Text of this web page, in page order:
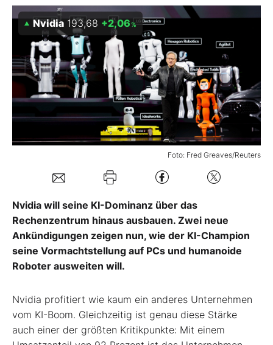
Experten
Mein B:O
Mein Konto
Folgen Sie uns
Kontakt
Foto: Fred Greaves/Reuters
Nvidia 193,68 +2,06 %
Nvidia will seine KI-Dominanz über das
Rechenzentrum hinaus ausbauen. Zwei neue
Ankündigungen zeigen nun, wie der KI-Champion
seine Vormachtstellung auf PCs und humanoide
Roboter ausweiten will.
Nvidia profitiert wie kaum ein anderes Unternehmen
vom KI-Boom. Gleichzeitig ist genau diese Stärke
auch einer der größten Kritikpunkte: Mit einem